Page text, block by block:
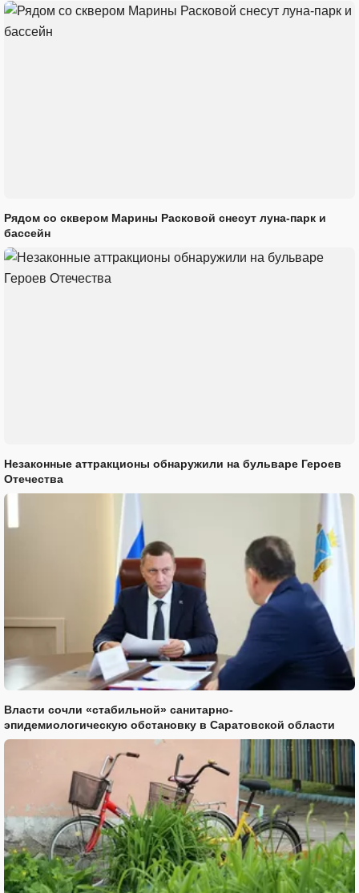
Рядом со сквером Марины Расковой снесут луна-парк и
бассейн
Незаконные аттракционы обнаружили на бульваре Героев
Отечества
Власти сочли «стабильной» санитарно-
эпидемиологическую обстановку в Саратовской области